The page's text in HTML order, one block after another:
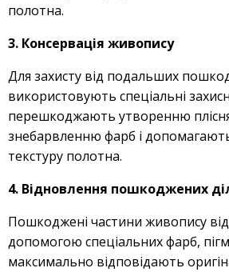
полотна.
3. Консервація живопису
Для захисту від подальших
використовують спеціальні
перешкоджають утворенню
знебарвленню фарб і
текстуру полотна.
4. Відновлення пошкоджених
Пошкоджені частини живопису
допомогою спеціальних фарб,
максимально відповідають